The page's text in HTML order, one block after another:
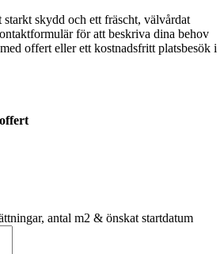
skydd och ett fräscht, välvårdat
för att beskriva dina behov
offert eller ett kostnadsfritt platsbesök i
antal m2 & önskat startdatum